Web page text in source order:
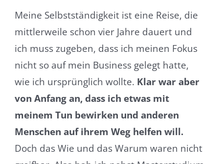
Meine Selbstständigkeit ist eine Reise, die
mittlerweile schon vier Jahre dauert und
ich muss zugeben, dass ich meinen Fokus
nicht so auf mein Business gelegt hatte,
wie ich ursprünglich wollte. Klar war aber
von Anfang an, dass ich etwas mit
meinem Tun bewirken und anderen
Menschen auf ihrem Weg helfen will.
Doch das Wie und das Warum waren nicht